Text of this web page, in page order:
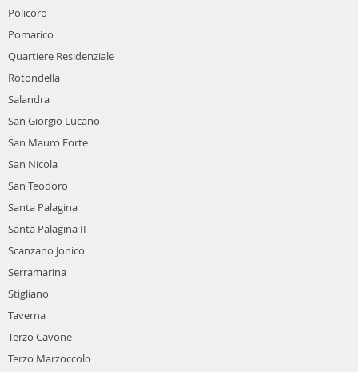
Policoro
Pomarico
Quartiere Residenziale
Rotondella
Salandra
San Giorgio Lucano
San Mauro Forte
San Nicola
San Teodoro
Santa Palagina
Santa Palagina II
Scanzano Jonico
Serramarina
Stigliano
Taverna
Terzo Cavone
Terzo Marzoccolo